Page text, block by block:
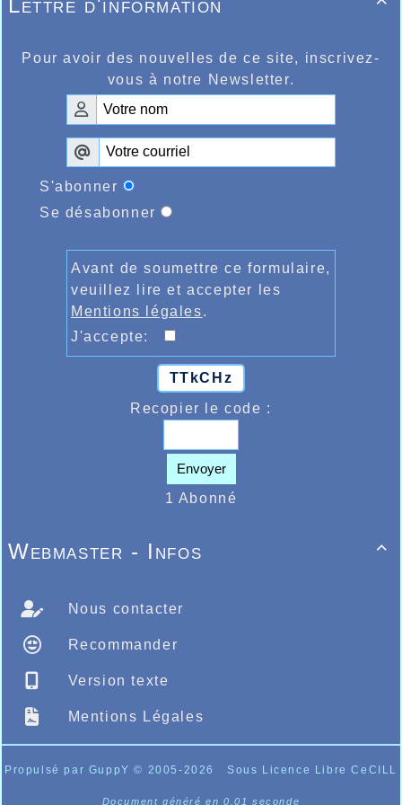
Marathon pour tous Jeux Olympique
Anne-Sophie Rigal / Gabriel Dupont (AHVL)
Lettre d'information
Pour avoir des nouvelles de ce site, inscrivez-
vous à notre Newsletter.
S'abonner
Se désabonner
Avant de soumettre ce formulaire,
veuillez lire et accepter les
Mentions légales.
J'accepte:
TTkCHz
Recopier le code :
Envoyer
1 Abonné

Webmaster - Infos
Nous contacter
Recommander
Version texte
Mentions Légales
Propulsé par GuppY© 2005-2026 Sous Licence Libre CeCILL
Document généré en 0.01 seconde